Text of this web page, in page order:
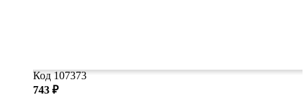
Код 107373
743 ₽